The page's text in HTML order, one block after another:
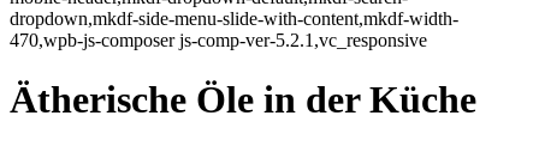
dropdown,mkdf-side-menu-slide-with-content,mkdf-width-
470,wpb-js-composer js-comp-ver-5.2.1,vc_responsive
Ätherische Öle in der Küche